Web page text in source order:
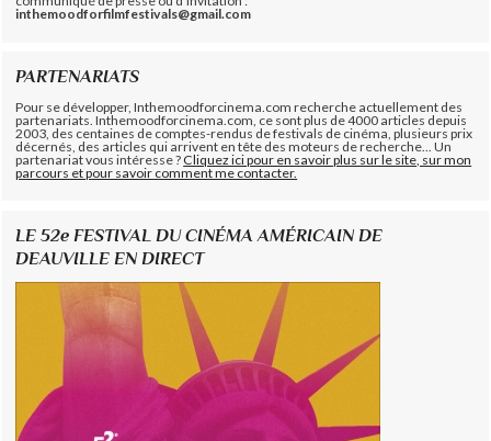
inthemoodforfilmfestivals@gmail.com
PARTENARIATS
Pour se développer, Inthemoodforcinema.com recherche actuellement des
partenariats. Inthemoodforcinema.com, ce sont plus de 4000 articles depuis
2003, des centaines de comptes-rendus de festivals de cinéma, plusieurs prix
décernés, des articles qui arrivent en tête des moteurs de recherche... Un
partenariat vous intéresse ?Cliquez ici pour en savoir plus sur le site, sur mon
parcours et pour savoir comment me contacter.
LE 52e FESTIVAL DU CINÉMA AMÉRICAIN DE
DEAUVILLE EN DIRECT